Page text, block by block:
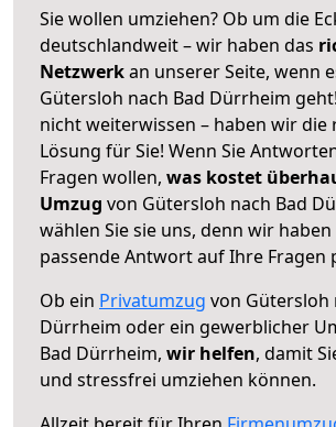
Sie wollen umziehen? Ob um die
deutschlandweit – wir haben das
Netzwerkan unserer Seite, wenn
Gütersloh nach Bad Dürrheim
nicht weiterwissen – haben wir die
Lösung für Sie! Wenn Sie
Fragen wollen, was kostet
Umzug von Gütersloh nach Bad
wählen Sie sie uns, denn wir
passende Antwort auf Ihre Fragen
Ob ein Privatumzug von Gütersloh
Dürrheim oder ein gewerblicher
Bad Dürrheim, wir helfen, damit
und stressfrei umziehen können.